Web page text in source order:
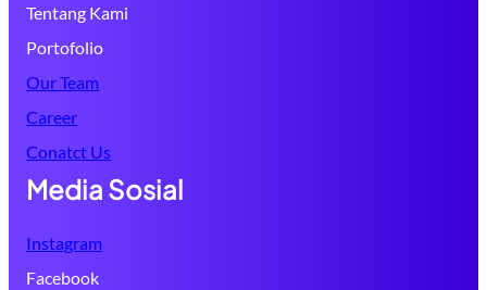
Tentang Kami
Portofolio
Our Team
Career
Conatct Us
Media Sosial
Instagram
Facebook